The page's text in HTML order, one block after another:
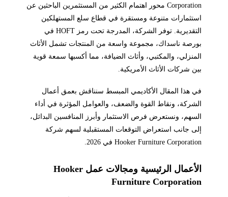
Corporation محور اهتمام الكثير من المستثمرين الباحثين عن
استثمارات متنوعة ومستقرة في قطاع سلع المستهلكين
التقديرية. توفر الشركة، المدرجة تحت رمز HOFT في
بورصة ناسداك، مجموعة واسعة من المنتجات تشمل الأثاث
المنزلي، والمكتبي، وأثاث الضيافة، مما أكسبها سمعة قوية
بين شركات الأثاث الأمريكية.
في هذا المقال الأكاديمي المبسط سنناقش بعمق أعمال
الشركة، ونقاط القوة والضعف، والعوامل المؤثرة في أداء
السهم، ونستعرض فرص الاستثمار وأبرز المنافسين البدائل،
إلى جانب استعراض التوقعات المستقبلية لسهم شركة
Hooker Furniture Corporation في 2026.
الأعمال الرئيسية ومجالات عمل Hooker
Furniture Corporation